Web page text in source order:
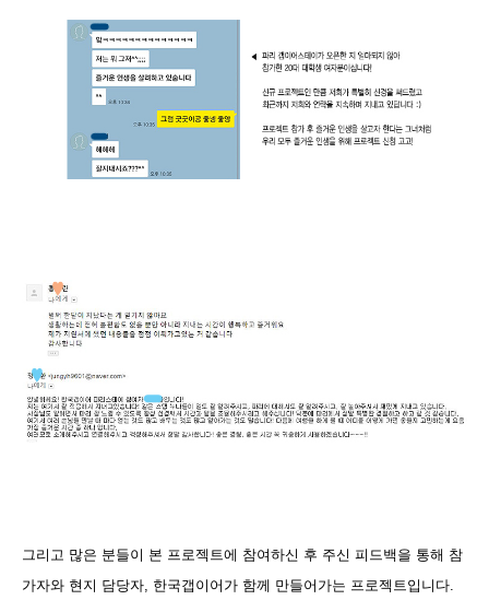
그리고 많은 분들이 본 프로젝트에 참여하신 후 주신 피드백을 통해 참
가자와 현지 담당자, 한국갭이어가 함께 만들어가는 프로젝트입니다.